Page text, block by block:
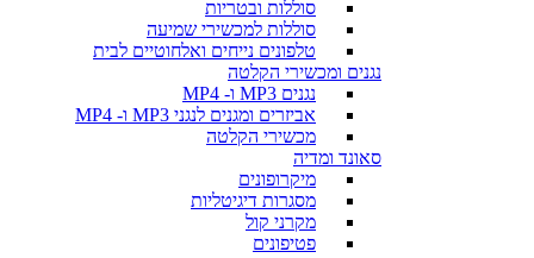
סוללות ובטריות
סוללות למכשירי שמיעה
טלפונים נייחים ואלחוטיים לבית
נגנים ומכשירי הקלטה
נגנים MP3 ו- MP4
אביזרים ומגנים לנגני MP3 ו- MP4
מכשירי הקלטה
סאונד ומדיה
מיקרופונים
מסגרות דיגיטליות
מקרני קול
פטיפונים